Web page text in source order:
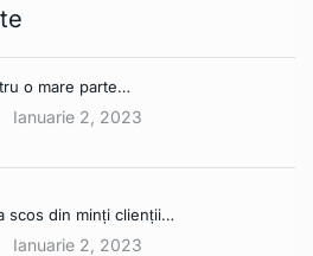
o mare parte…
Ianuarie 2, 2023
scos din minți clienții…
Ianuarie 2, 2023